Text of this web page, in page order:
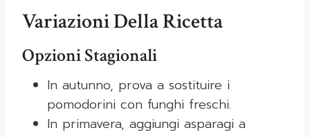
Variazioni Della Ricetta
Opzioni Stagionali
In autunno, prova a sostituire i
pomodorini con funghi freschi.
In primavera, aggiungi asparagi a